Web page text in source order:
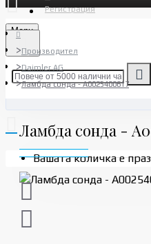
Регистрация
Menu
Вашата количка е
Производител
Daimler AG
Ламбда сонда - A0025400617
Ламбда сонда -